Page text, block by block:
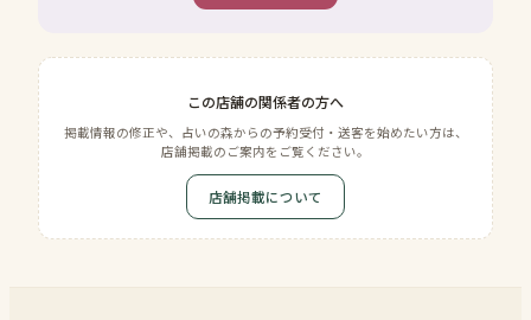
この店舗の関係者の方へ
掲載情報の修正や、占いの森からの予約受付・送客を始めたい方は、
店舗掲載のご案内をご覧ください。
店舗掲載について